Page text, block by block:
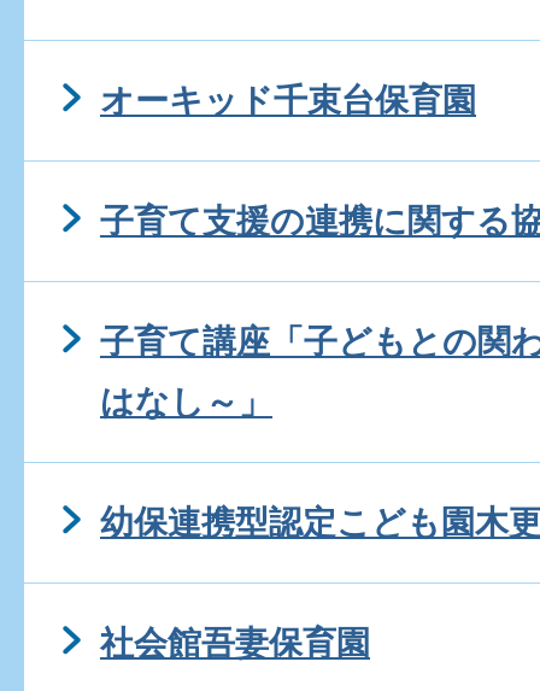
オーキッド千束台保育園
子育て支援の連携に関する
子育て講座「子どもとの関
はなし～」
幼保連携型認定こども園木
社会館吾妻保育園